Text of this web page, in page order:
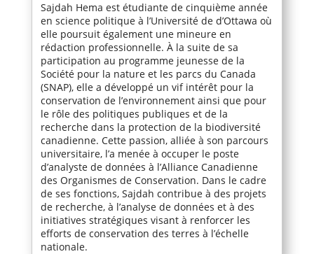
Sajdah Hema est étudiante de cinquième année
en science politique à l’Université de d’Ottawa où
elle poursuit également une mineure en
rédaction professionnelle. À la suite de sa
participation au programme jeunesse de la
Société pour la nature et les parcs du Canada
(SNAP), elle a développé un vif intérêt pour la
conservation de l’environnement ainsi que pour
le rôle des politiques publiques et de la
recherche dans la protection de la biodiversité
canadienne. Cette passion, alliée à son parcours
universitaire, l’a menée à occuper le poste
d’analyste de données à l’Alliance Canadienne
des Organismes de Conservation. Dans le cadre
de ses fonctions, Sajdah contribue à des projets
de recherche, à l’analyse de données et à des
initiatives stratégiques visant à renforcer les
efforts de conservation des terres à l’échelle
nationale.